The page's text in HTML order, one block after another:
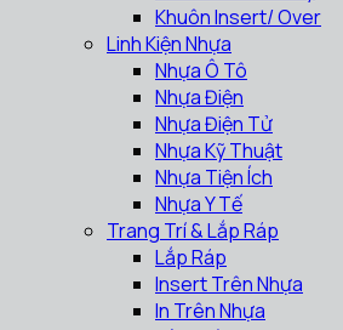
Khuôn Insert/ Over
Linh Kiện Nhựa
Nhựa Ô Tô
Nhựa Điện
Nhựa Điện Tử
Nhựa Kỹ Thuật
Nhựa Tiện Ích
Nhựa Y Tế
Trang Trí & Lắp Ráp
Lắp Ráp
Insert Trên Nhựa
In Trên Nhựa